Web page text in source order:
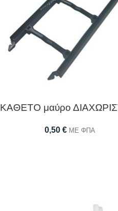
ΚΑΘΕΤΟ μαύρο
0,50 € ΜΕ ΦΠΑ